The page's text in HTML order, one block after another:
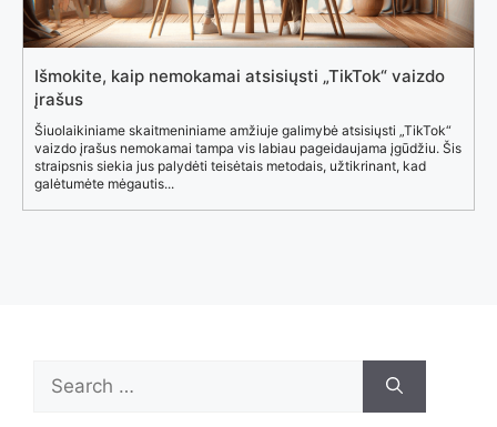
Išmokite, kaip nemokamai atsisiųsti „TikTok“ vaizdo
įrašus
Šiuolaikiniame skaitmeniniame amžiuje galimybė atsisiųsti „TikTok“
vaizdo įrašus nemokamai tampa vis labiau pageidaujama įgūdžiu. Šis
straipsnis siekia jus palydėti teisėtais metodais, užtikrinant, kad
galėtumėte mėgautis...
for: